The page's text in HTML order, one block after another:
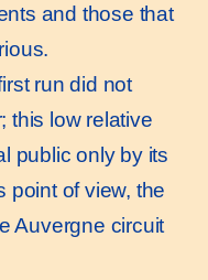
and those that
run did not
this low relative
public only by its
point of view, the
Auvergne circuit